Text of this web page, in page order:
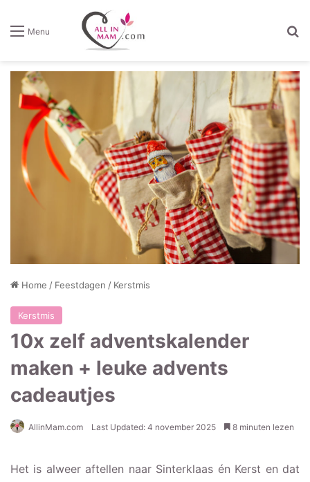
Menu
Home / Feestdagen / Kerstmis
Kerstmis
10x zelf adventskalender
maken + leuke advents
cadeautjes
AllinMam.com Last Updated: 4 november 2025 8 minuten lezen
Het is alweer aftellen naar Sinterklaas én Kerst en dat